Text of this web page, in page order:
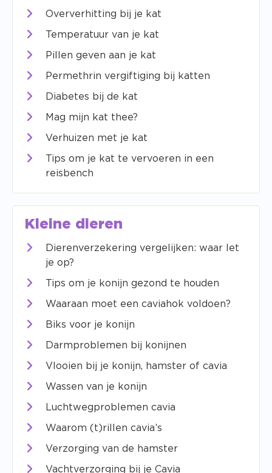
Oververhitting bij je kat
Temperatuur van je kat
Pillen geven aan je kat
Permethrin vergiftiging bij katten
Diabetes bij de kat
Mag mijn kat thee?
Verhuizen met je kat
Tips om je kat te vervoeren in een
reisbench
Kleine dieren
Dierenverzekering vergelijken: waar let
je op?
Tips om je konijn gezond te houden
Waaraan moet een caviahok voldoen?
Biks voor je konijn
Darmproblemen bij konijnen
Vlooien bij je konijn, hamster of cavia
Wassen van je konijn
Luchtwegproblemen cavia
Waarom (t)rillen cavia’s
Verzorging van de hamster
Vachtverzorging bij je Cavia